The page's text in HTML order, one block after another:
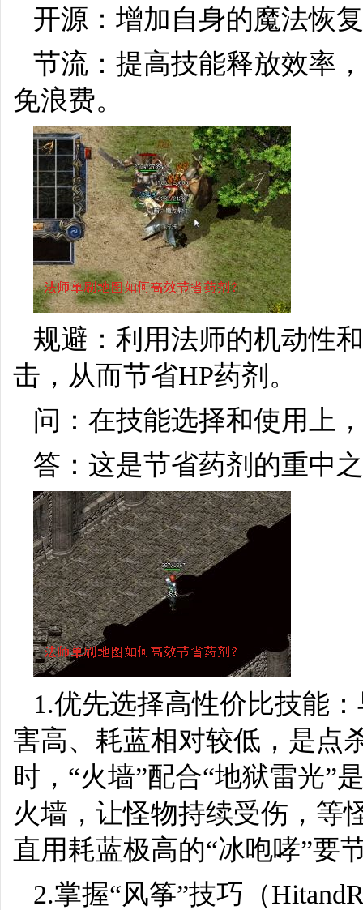
开源：增加自身的魔法恢
节流：提高技能释放效率
免浪费。
规避：利用法师的机动性
击，从而节省HP药剂。
问：在技能选择和使用上
答：这是节省药剂的重中
1.优先选择高性价比技能
害高、耗蓝相对较低，是点
时，“火墙”配合“地狱雷光”
火墙，让怪物持续受伤，等
直用耗蓝极高的“冰咆哮”要
2.掌握“风筝”技巧（